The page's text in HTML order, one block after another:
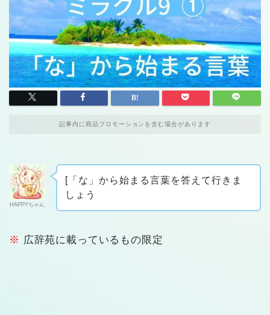
記事内に商品プロモーションを含む場合があります
HAPPYちゃん
[「な」から始まる言葉を答えて行きま
しょう
※ 広辞苑に載っているもの限定